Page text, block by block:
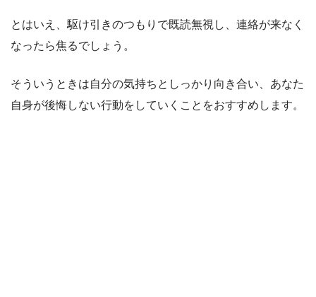
とはいえ、駆け引きのつもりで既読無視し、連絡が来なく
なったら焦るでしょう。
そういうときは自分の気持ちとしっかり向き合い、あなた
自身が後悔しない行動をしていくことをおすすめします。